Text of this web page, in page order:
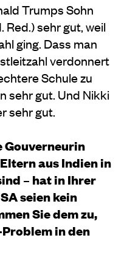
Trumps Sohn
Red.) sehr gut, weil
ging. Dass man
verdonnert
Schule zu
sehr gut. Und Nikki
sehr gut.
Gouverneurin
aus Indien in
– hat in Ihrer
seien kein
Sie dem zu,
in den